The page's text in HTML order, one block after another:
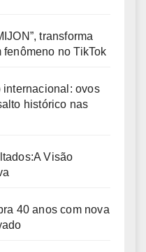
transforma
no TikTok
internacional: ovos
histórico nas
Visão
40 anos com nova